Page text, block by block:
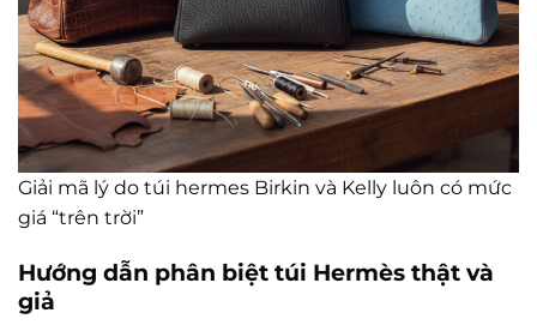
Giải mã lý do túi hermes Birkin và Kelly luôn có mức
giá “trên trời”
Hướng dẫn phân biệt túi Hermès thật và
giả